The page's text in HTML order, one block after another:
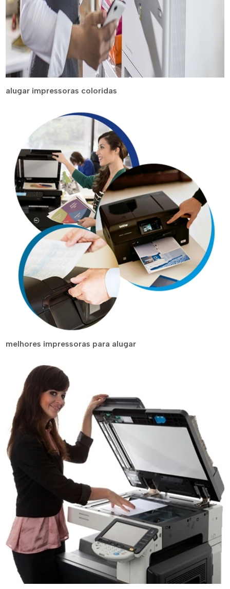
alugar impressoras coloridas
melhores impressoras para alugar